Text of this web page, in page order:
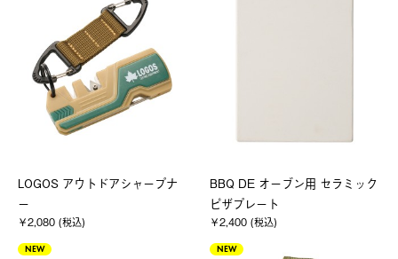
LOGOS アウトドアシャープナ
ー
￥2,080 (税込)
BBQ DE オーブン用 セラミック
ピザプレート
￥2,400 (税込)
NEW NEW